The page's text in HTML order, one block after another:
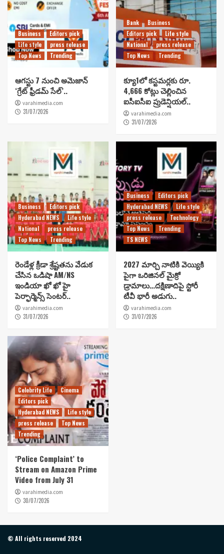
Business
Editors pick
Life style
press release
Top News
Trending
ఆగస్టు 7 నుంచి అమెజాన్
‘గ్రేట్ ఫ్రీడమ్ సేల్’..
varahimedia.com
31/07/2026
Bank
Business
Editors pick
Life style
National
press release
Top News
Trending
క్యూ1లో కస్టమర్లకు రూ.
4,666 కోట్లు చెల్లించిన
ఐసీఐసీఐ ప్రుడెన్షియల్..
varahimedia.com
31/07/2026
Business
Editors pick
Hyderabad NEWS
Life style
National
press release
Top News
Trending
రెండేళ్ల క్రీడా శ్రేష్టతను వేడుక
చేసిన ఒడిషా AM/NS
ఇండియా ఖో ఖో హై
పెర్ఫార్మెన్స్ సెంటర్..
varahimedia.com
31/07/2026
Business
Editors pick
Hyderabad NEWS
Life style
press release
Technology
Top News
Trending
TS NEWS
2027 మార్చి నాటికి వెయ్యికి
పైగా ఒరిజినల్ మైక్రో
డ్రామాలు…దక్షిణాదిపై స్టోరీ
టీవీ భారీ అడుగు..
varahimedia.com
31/07/2026
Celebrity Life
Cinema
Editors pick
Hyderabad NEWS
Life style
press release
Top News
Trending
‘Police Complaint’ to
Stream on Amazon Prime
Video from July 31
varahimedia.com
30/07/2026
© All rights reserved 2024